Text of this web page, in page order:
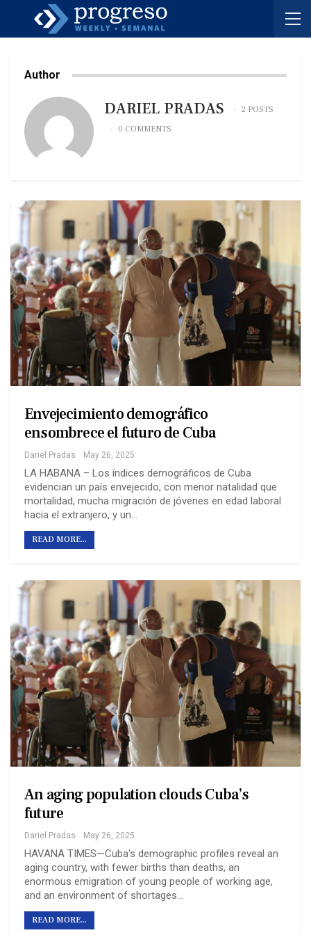
Author
DARIEL PRADAS
2 POSTS
0 COMMENTS
Envejecimiento demográfico
ensombrece el futuro de Cuba
Dariel Pradas May 26, 2025
LA HABANA – Los índices demográficos de Cuba
evidencian un país envejecido, con menor natalidad que
mortalidad, mucha migración de jóvenes en edad laboral
hacia el extranjero, y un…
READ MORE...
An aging population clouds Cuba’s
future
Dariel Pradas May 26, 2025
HAVANA TIMES—Cuba's demographic profiles reveal an
aging country, with fewer births than deaths, an
enormous emigration of young people of working age,
and an environment of shortages…
READ MORE...